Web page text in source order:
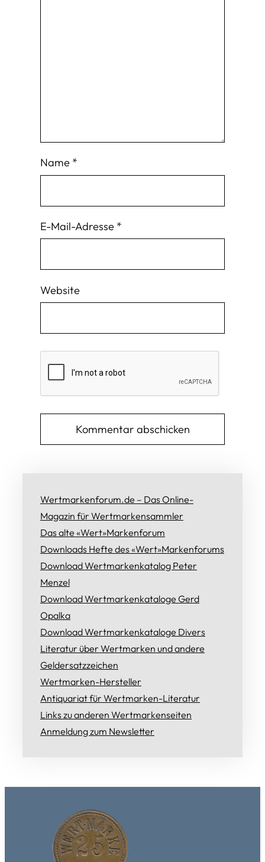
Name *
E-Mail-Adresse *
Website
Wertmarkenforum.de – Das Online-
Magazin für Wertmarkensammler
Das alte «Wert»Markenforum
Downloads Hefte des «Wert»Markenforums
Download Wertmarkenkatalog Peter
Menzel
Download Wertmarkenkataloge Gerd
Opalka
Download Wertmarkenkataloge Divers
Literatur über Wertmarken und andere
Geldersatzzeichen
Wertmarken-Hersteller
Antiquariat für Wertmarken-Literatur
Links zu anderen Wertmarkenseiten
Anmeldung zum Newsletter